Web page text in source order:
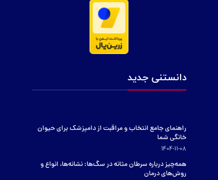
دانستنی جدید
راهنمای جامع انتخاب و مراقبت از دامپزشک برای حیوان
خانگی شما
1404-11-08
همه‌چیز درباره سرطان مثانه در سگ‌ها: نشانه‌ها، انواع و
روش‌های درمان